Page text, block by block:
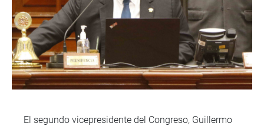
El segundo vicepresidente del Congreso, Guillermo